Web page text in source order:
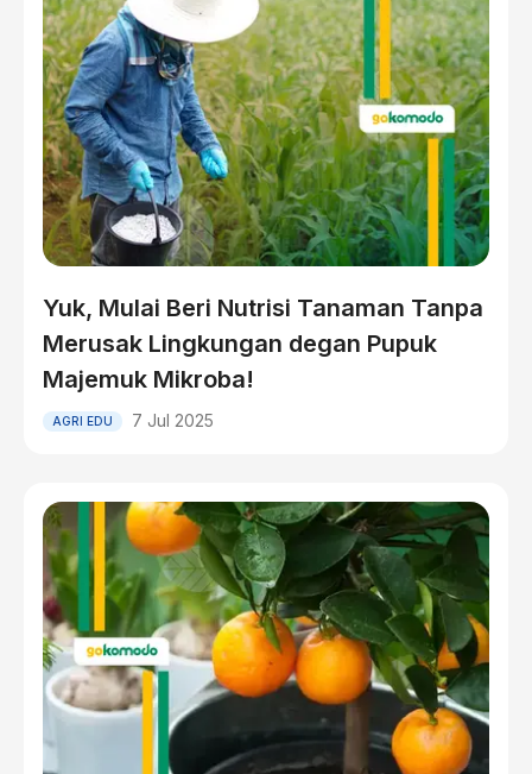
Yuk, Mulai Beri Nutrisi Tanaman Tanpa
Merusak Lingkungan degan Pupuk
Majemuk Mikroba!
AGRI EDU 7 Jul 2025